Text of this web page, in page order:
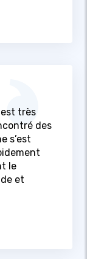
est très
des
s’est
le
et